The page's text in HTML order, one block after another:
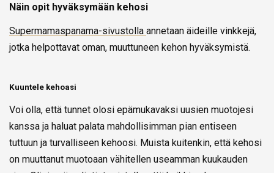
Näin opit hyväksymään kehosi
Supermamaspanama-sivustolla annetaan äideille vinkkejä,
jotka helpottavat oman, muuttuneen kehon hyväksymistä.
Kuuntele kehoasi
Voi olla, että tunnet olosi epämukavaksi uusien muotojesi
kanssa ja haluat palata mahdollisimman pian entiseen
tuttuun ja turvalliseen kehoosi. Muista kuitenkin, että kehosi
on muuttanut muotoaan vähitellen useamman kuukauden